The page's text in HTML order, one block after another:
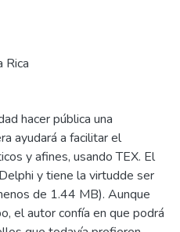
Rica
hacer pública una
ayudará a facilitar el
y afines, usando TEX. El
y tiene la virtudde ser
de 1.44 MB). Aunque
el autor confía en que podrá